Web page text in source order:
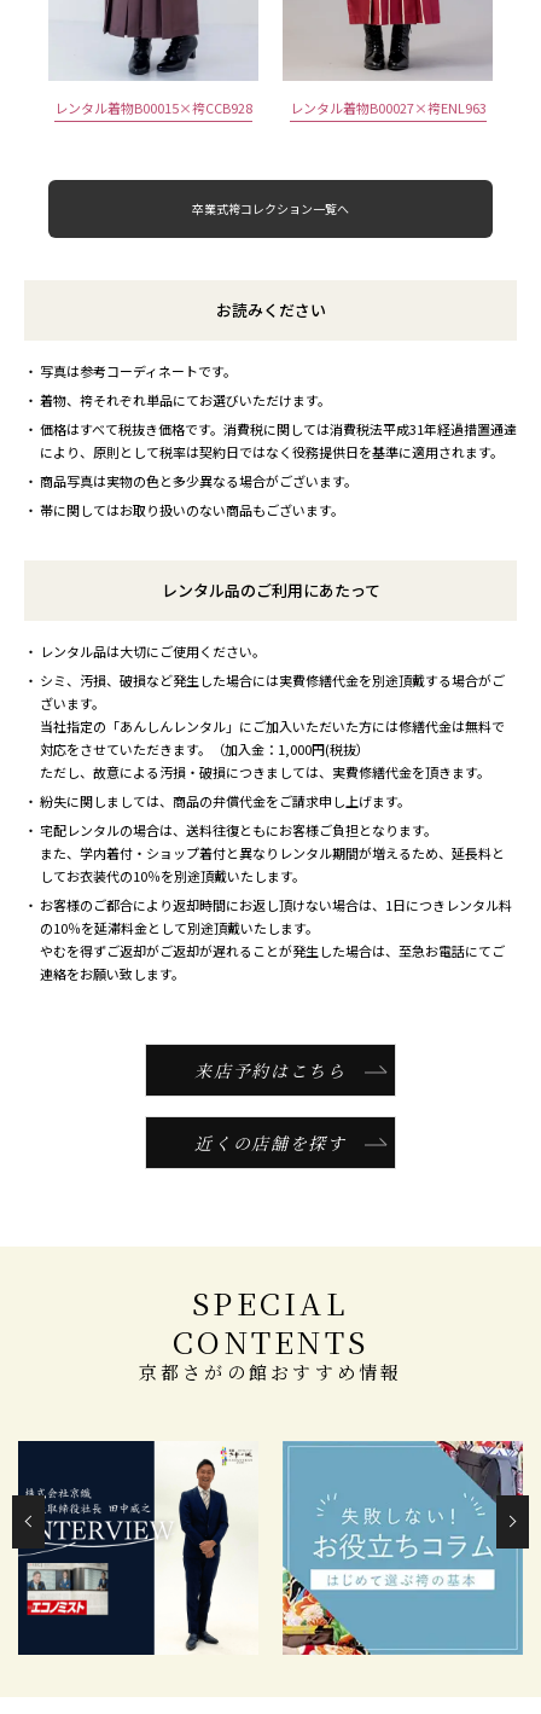
レンタル着物B00015×袴CCB928 レンタル着物B00027×袴ENL963
卒業式袴コレクション一覧へ
お読みください
写真は参考コーディネートです。
着物、袴それぞれ単品にてお選びいただけます。
価格はすべて税抜き価格です。消費税に関しては消費税法平成31年経過措置通達
により、原則として税率は契約日ではなく役務提供日を基準に適用されます。
商品写真は実物の色と多少異なる場合がございます。
帯に関してはお取り扱いのない商品もございます。
レンタル品のご利用にあたって
レンタル品は大切にご使用ください。
シミ、汚損、破損など発生した場合には実費修繕代金を別途頂戴する場合がご
ざいます。
当社指定の「あんしんレンタル」にご加入いただいた方には修繕代金は無料で
対応をさせていただきます。（加入金：1,000円(税抜）
ただし、故意による汚損・破損につきましては、実費修繕代金を頂きます。
紛失に関しましては、商品の弁償代金をご請求申し上げます。
宅配レンタルの場合は、送料往復ともにお客様ご負担となります。
また、学内着付・ショップ着付と異なりレンタル期間が増えるため、延長料と
してお衣装代の10％を別途頂戴いたします。
お客様のご都合により返却時間にお返し頂けない場合は、1日につきレンタル料
の10％を延滞料金として別途頂戴いたします。
やむを得ずご返却がご返却が遅れることが発生した場合は、至急お電話にてご
連絡をお願い致します。
来店予約はこちら
近くの店舗を探す
SPECIAL
CONTENTS
京都さがの館おすすめ情報